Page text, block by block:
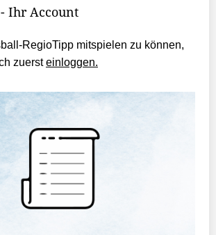
Ihr Account
RegioTipp mitspielen zu können,
zuersteinloggen.